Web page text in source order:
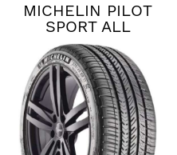
MICHELIN PILOT
SPORT ALL
SEASON 4